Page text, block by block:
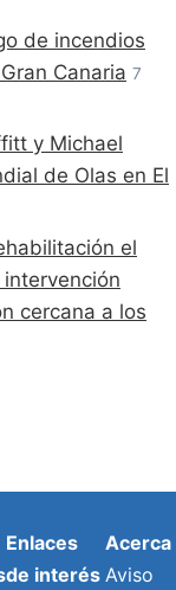
de incendios
Canaria 7
y Michael
de Olas en El
el
cercana a los
Enlaces
de interés
Acerca
Aviso